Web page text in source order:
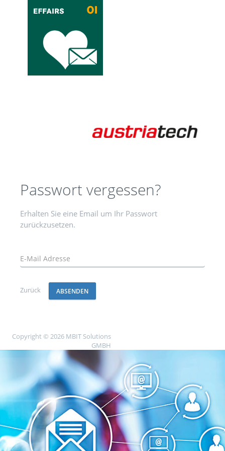
Passwort vergessen?
Erhalten Sie eine Email um Ihr Passwort
zurückzusetzen.
Zurück ABSENDEN
Copyright © 2026 MBIT Solutions
GMBH